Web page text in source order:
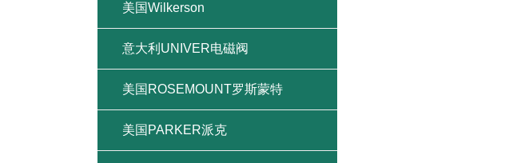
美国Wilkerson
意大利UNIVER电磁阀
美国ROSEMOUNT罗斯蒙特
美国PARKER派克